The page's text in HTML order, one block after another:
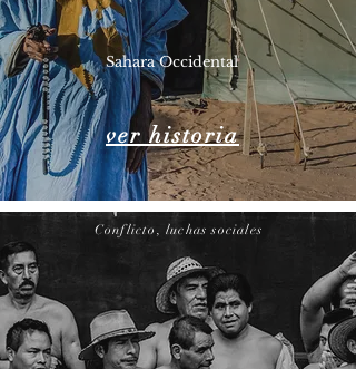
Sahara Occidental
ver historia
Conflicto, luchas sociales